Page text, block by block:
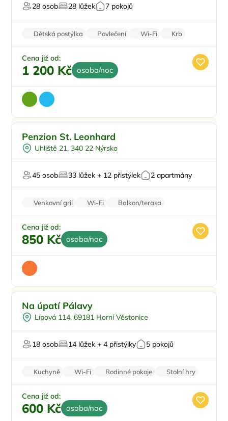
Pro majitele mazlíčků
28 osob 28 lůžek 7 pokojů
Dětská postýlka Povlečení Wi-Fi
Krb
Pračka
Cena již od:
1 200 Kč osoba/noc
Vnitřní bazén
Dětské hřiště
Sauna
Penzion St. Leonhard
Uhliště 21, 340 22 Nýrsko
45 osob 33 lůžek + 12 přistýlek 2 apartmány
Venkovní gril Wi-Fi
Balkon/terasa
Stolní hry
Cena již od:
850 Kč osoba/noc
Pro rodiny s dětmi
Dětské hřiště
Zahrada
Na úpatí Pálavy
Lípová 114, 69181 Horní Věstonice
18 osob 14 lůžek + 4 přistýlky 5 pokojů
Kuchyně Wi-Fi Rodinné pokoje
Stolní hry
Parkování zdarma
Cena již od:
600 Kč osoba/noc